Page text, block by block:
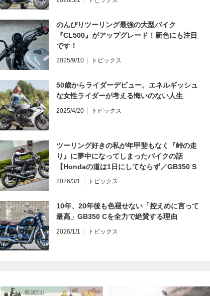
のんびりツーリング最強の大型バイク
『CL500』がアップグレード！新色にも注目
です！
2025/9/10 トピックス
50歳からライダーデビュー。エネルギッシュ
な女性ライダーが考える悔いのない人生
2025/4/20 トピックス
ツーリング好きの私が年甲斐もなく『峠の走
り』に夢中になってしまったバイクの話
【Hondaの道は1日にしてならず／GB350 S
インプレ・レビュー 前編】
2026/3/1 トピックス
10年、20年後も色褪せない「控えめに言って
最高」GB350 Cを全力で絶賛する理由
2026/1/1 トピックス